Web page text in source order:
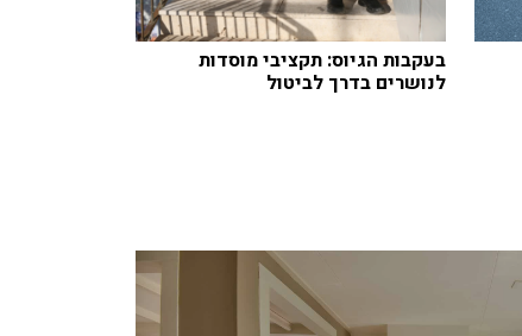
בעקבות הגיוס: תקציבי מוסדות
לנושרים בדרך לביטול